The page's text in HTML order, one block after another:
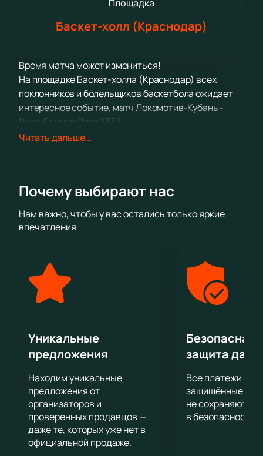
Площадка
Баскет-холл (Краснодар)
Время матча может измениться!
На площадке Баскет-холла (Краснодар) всех
поклонников и болельщиков баскетбола ожидает
интересное событие, матч Локомотив-Кубань -
Руна, Единая Лига ВТБ!
Узнайте, какими бывают стремление к победе и
противостоянии получит заслуженное первенство.
момента, потому что следить за происходящим на
арене будете буквально затаив дыхание.
непосредственным участником этого спортивного
шоу, ведь ваша поддержка с трибун важна для
спортсменов также как хорошая физическая
форма, подготовка и мастерство!
Читать дальше...
Почему выбирают нас
Нам важно, чтобы у вас остались только яркие
впечатления
Уникальные
предложения
Находим уникальные
предложения от
организаторов и
проверенных продавцов —
даже те, которых уже нет в
официальной продаже.
Безопасная
защита
Все платежи
защищённые
не сохраняются
в безопасности.